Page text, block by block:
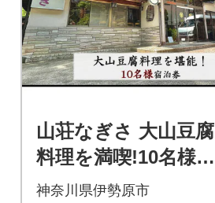
山荘なぎさ 大山豆腐
料理を満喫!10名様宿
泊券 [0246]
神奈川県伊勢原市